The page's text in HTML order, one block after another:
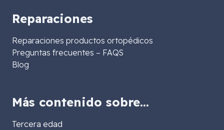
Reparaciones
Reparaciones productos ortopédicos
Preguntas frecuentes – FAQS
Blog
Más contenido sobre…
Tercera edad